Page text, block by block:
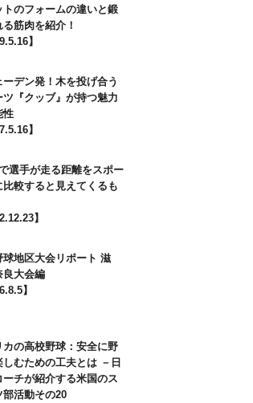
トのフォームの違いと鍛
る筋肉を紹介！
】
ーデン発！木を投げ合う
ツ『クッブ』が持つ魅力
性
】
選手が走る距離をスポー
比較すると見えてくるも
】
球地区大会リポート 滋
良大会編
】
カの高校野球：安全に野
しむための工夫とは －日
ーチが紹介する米国のス
部活動その20